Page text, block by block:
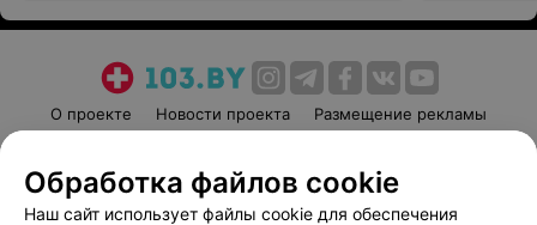
О проекте Новости проекта
Размещение рекламы
Пользовательское соглашение
Способы оплаты
Вакансии
Партнеры
Обработка файлов cookie
Наш сайт использует файлы cookie для обеспечения